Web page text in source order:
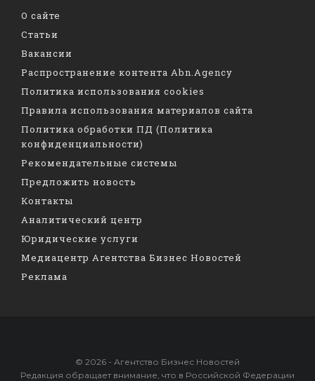
О сайте
Статьи
Вакансии
Распространение контента Abn.Agency
Политика использования cookies
Правила использования материалов сайта
Политика обработки ПД (Политика
конфиденциальности)
Рекомендательные системы
Предложить новость
Контакты
Аналитический центр
Юридические услуги
Медиацентр Агентства Бизнес Новостей
Реклама
© 2026 - Агентство Бизнес Новостей
Редакция обращает внимание, что в Российской Федерации